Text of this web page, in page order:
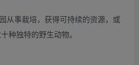
从事栽培，获得可持续的资源，或
种独特的野生动物。